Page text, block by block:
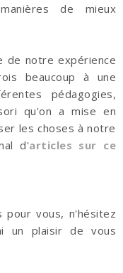
de mieux
de notre expérience
beaucoup à une
pédagogies,
qu'on a mise en
les choses à notre
d'articles sur ce
pour vous, n'hésitez
un plaisir de vous